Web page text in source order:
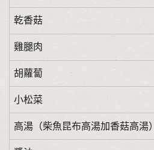
乾香菇
雞腿肉
胡蘿蔔
小松菜
高湯（柴魚昆布高湯加香菇高湯）